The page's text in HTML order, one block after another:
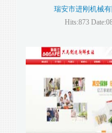
瑞安市进刚机械有
Hits:873